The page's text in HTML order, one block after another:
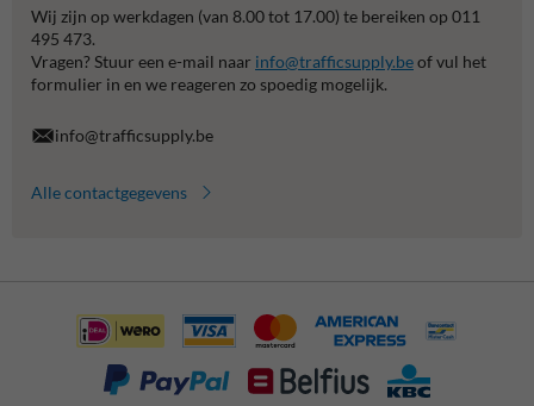
Wij zijn op werkdagen (van 8.00 tot 17.00) te bereiken op 011
495 473.
Vragen? Stuur een e-mail naar info@trafficsupply.beof vul het
formulier in en we reageren zo spoedig mogelijk.
info@trafficsupply.be
Alle contactgegevens